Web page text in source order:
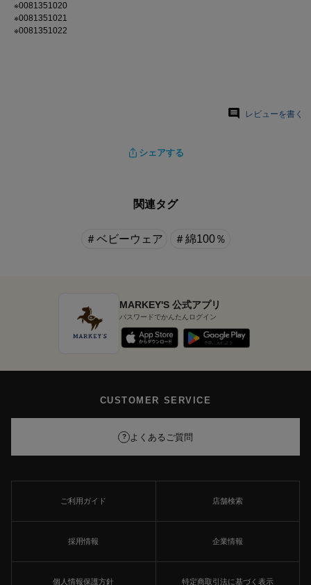
※0081351020
※0081351021
※0081351022
レビューを書く
シェアする
関連タグ
＃ベビーウェア ＃綿100％
MARKEY'S 公式アプリ
パスワードでかんたんログイン
CUSTOMER SERVICE
? よくあるご質問
ご利用ガイド 店舗検索
採用情報 企業情報
個人情報保護方針 特定商取引法に基づく表示